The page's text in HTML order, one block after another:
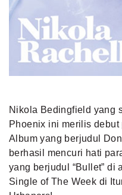
Nikola Bedingfield yang
Phoenix ini merilis
Album yang berjudul
berhasil mencuri hati
yang berjudul “Bullet” di
Single of The Week di